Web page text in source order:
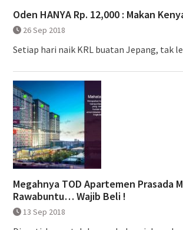
Oden HANYA Rp. 12,000 : Makan
26 Sep 2018
Setiap hari naik KRL buatan Jepang, tak
Megahnya TOD Apartemen Prasada
Rawabuntu… Wajib Beli !
13 Sep 2018